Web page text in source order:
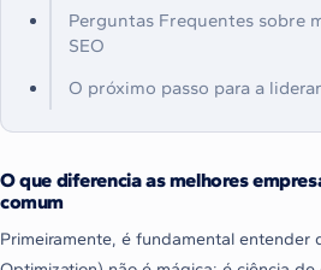
Perguntas Frequentes sobre
SEO
O próximo passo para a
O que diferencia as melhores
comum
Primeiramente, é fundamental entender